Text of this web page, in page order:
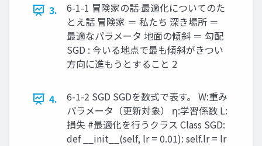
3.
6-1-1 冒険家の話 最適化についてのた
とえ話 冒険家 ＝ 私たち 深き場所 ＝
最適なパラメータ 地面の傾斜 ＝ 勾配
SGD : 今いる地点で最も傾斜がきつい
方向に進もうとすること 2
4.
6-1-2 SGD SGDを数式で表す。 W:重み
パラメータ（更新対象） η:学習係数 L:
損失 #最適化を行うクラス Class SGD:
def __init__(self, lr = 0.01): self.lr = lr